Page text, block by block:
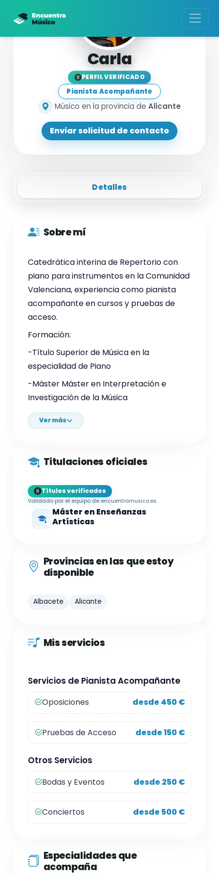
Carla
PERFIL VERIFICADO
Pianista Acompañante
Músico en la provincia de Alicante
Enviar solicitud de contacto
Detalles
Sobre mí
Catedrática interina de Repertorio con
piano para instrumentos en la Comunidad
Valenciana, experiencia como pianista
acompañante en cursos y pruebas de
acceso.
Formación:
-Título Superior de Música en la
especialidad de Piano
-Máster Máster en Interpretación e
Investigación de la Música
Ver más
Titulaciones oficiales
Títulos verificados
Validado por el equipo de encuentramusico.es.
Máster en Enseñanzas
Artísticas
Provincias en las que estoy
disponible
Albacete Alicante
Mis servicios
Servicios de Pianista Acompañante
Oposiciones desde 450 €
Pruebas de Acceso desde 150 €
Otros Servicios
Bodas y Eventos desde 250 €
Conciertos desde 500 €
Especialidades que
acompaña